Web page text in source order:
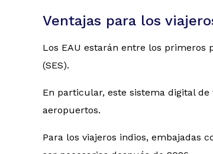
Ventajas para los
Los EAU estarán entre los primeros
(SES).
En particular, este sistema digital
aeropuertos.
Para los viajeros indios, embajadas